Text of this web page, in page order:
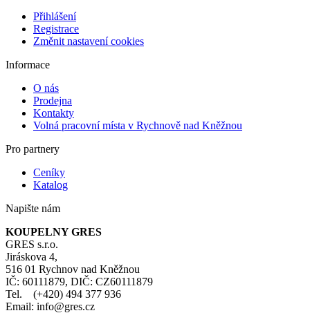
Přihlášení
Registrace
Změnit nastavení cookies
Informace
O nás
Prodejna
Kontakty
Volná pracovní místa v Rychnově nad Kněžnou
Pro partnery
Ceníky
Katalog
Napište nám
KOUPELNY GRES
GRES s.r.o.
Jiráskova 4,
516 01 Rychnov nad Kněžnou
IČ: 60111879, DIČ: CZ60111879
Tel. (+420) 494 377 936
Email: info@gres.cz